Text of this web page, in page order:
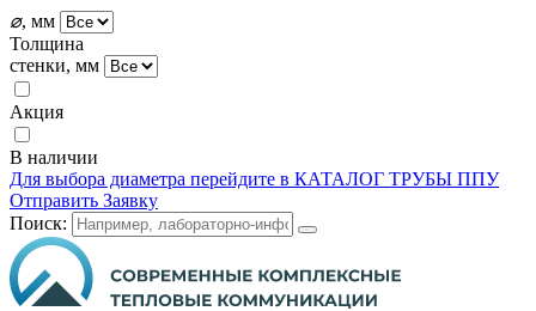
⌀, мм
Толщина
стенки, мм
Акция
В наличии
Для выбора диаметра перейдите в КАТАЛОГ ТРУБЫ ППУ
Отправить Заявку
Поиск: